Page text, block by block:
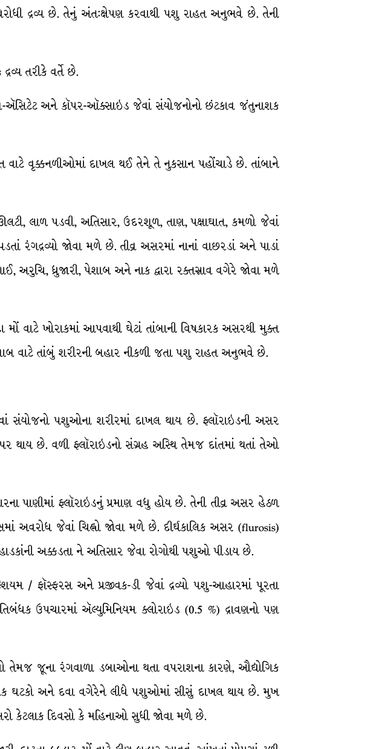
દ્રવ્ય છે. તેનું અંત:ક્ષેપણ કરવાથી પશુ રાહત અનુભવે છે. તેની
તરીકે વર્તે છે.
ઍસિટેટ અને કૉપર-ઑક્સાઇડ જેવાં સંયોજનોનો છંટકાવ જંતુનાશક
વાટે વૃક્કનળીઓમાં દાખલ થઈ તેને તે નુકસાન પહોંચાડે છે. તાંબાને
લાળ પડવી, અતિસાર, ઉદરશૂળ, તાણ, પક્ષાઘાત, કમળો જેવાં
રંગદ્રવ્યો જોવા મળે છે. તીવ્ર અસરમાં નાનાં વાછરડાં અને પાડાં
ધ્રુજારી, પેશાબ અને નાક દ્વારા રક્તસ્રાવ વગેરે જોવા મળે
મોં વાટે ખોરાકમાં આપવાથી ઘેટાં તાંબાની વિષકારક અસરથી મુક્ત
વાટે તાંબું શરીરની બહાર નીકળી જતા પશુ રાહત અનુભવે છે.
સંયોજનો પશુઓના શરીરમાં દાખલ થાય છે. ફ્લૉરાઇડની અસર
થાય છે. વળી ફ્લૉરાઇડનો સંગ્રહ અસ્થિ તેમજ દાંતમાં થતાં તેઓ
પાણીમાં ફ્લૉરાઇડનું પ્રમાણ વધુ હોય છે. તેની તીવ્ર અસર હેઠળ
અવરોધ જેવાં ચિહ્નો જોવા મળે છે. દીર્ઘકાલિક અસર (flurosis)
અક્કડતા ને અતિસાર જેવા રોગોથી પશુઓ પીડાય છે.
/ ફૉસ્ફરસ અને પ્રજીવક-ડી જેવાં દ્રવ્યો પશુ-આહારમાં પૂરતા
ઉપચારમાં ઍલ્યુમિનિયમ ક્લોરાઇડ (0.5 %) દ્રાવણનો પણ
તેમજ જૂના રંગવાળા ડબાઓના થતા વપરાશના કારણે, ઔદ્યોગિક
ઘટકો અને દવા વગેરેને લીધે પશુઓમાં સીસું દાખલ થાય છે. મુખ
કેટલાક દિવસો કે મહિનાઓ સુધી જોવા મળે છે.